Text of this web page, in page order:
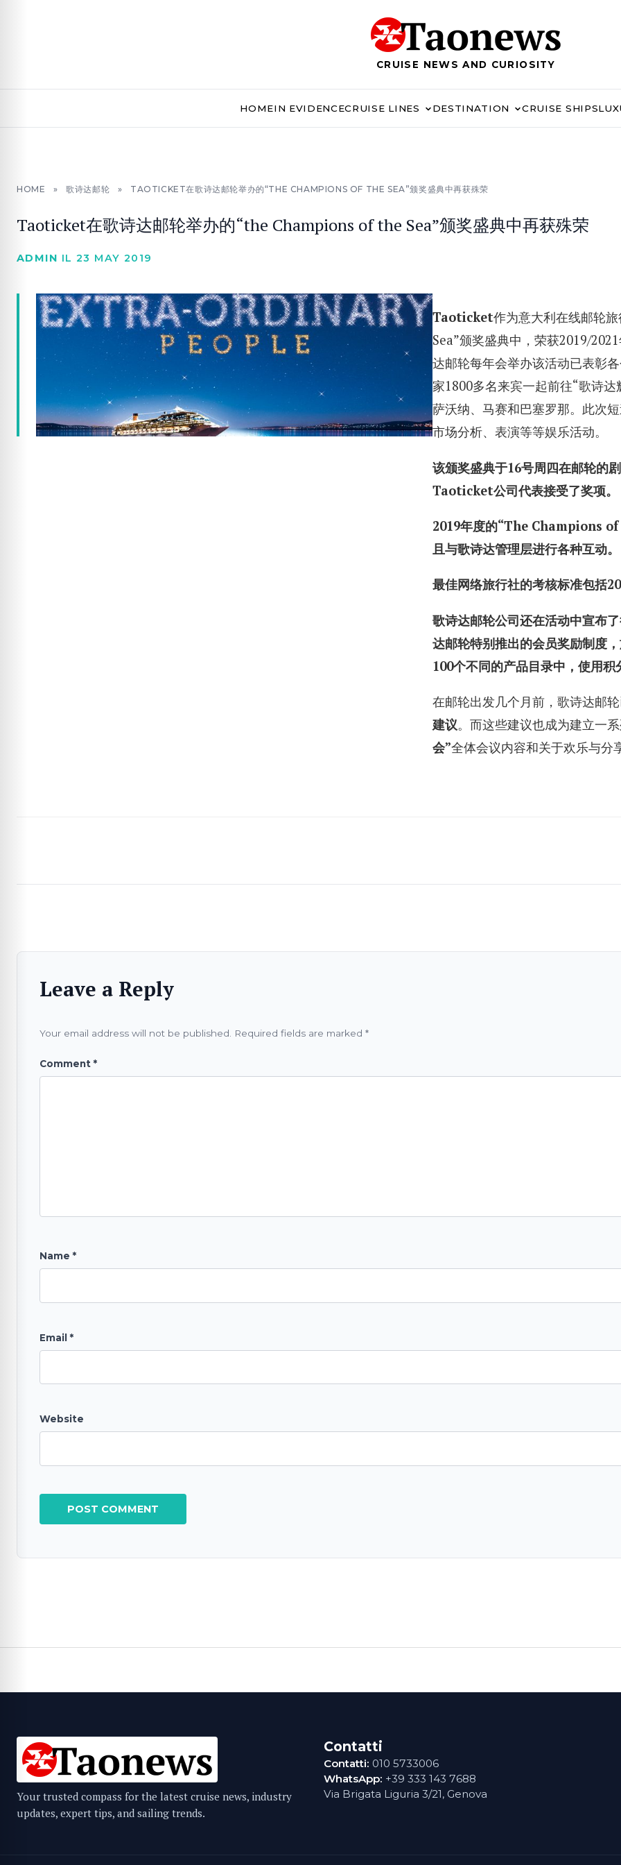
CRUISE NEWS AND CURIOSITY
HOMEIN EVIDENCECRUISE LINES DESTINATION CRUISE SHIPS
HOME » 歌诗达邮轮 » TAOTICKET在歌诗达邮轮举办的“THE CHAMPIONS OF THE SEA”颁奖盛典中再获殊荣
Taoticket在歌诗达邮轮举办的“the Champions of the Sea”颁奖盛典中再获殊荣
ADMIN IL 23 MAY 2019
Taoticket作为意大利在线邮轮
Sea”颁奖盛典中，荣获2019/
达邮轮每年会举办该活动已表彰
家1800多名来宾一起前往“歌诗
萨沃纳、马赛和巴塞罗那。此次
市场分析、表演等等娱乐活动。
该颁奖盛典于16号周四在邮轮的
Taoticket公司代表接受了奖项。
2019年度的“The Champions
且与歌诗达管理层进行各种互动。
最佳网络旅行社的考核标准包括
歌诗达邮轮公司还在活动中宣布
达邮轮特别推出的会员奖励制度
100个不同的产品目录中，使用积
在邮轮出发几个月前，歌诗达邮
建议。而这些建议也成为建立一
会”全体会议内容和关于欢乐与分
Leave a Reply
Your email address will not be published. Required fields are marked *
Comment *
Name *
Email *
Website
Your trusted compass for the latest cruise news, industry
updates, expert tips, and sailing trends.
Contatti
Contatti: 010 5733006
WhatsApp: +39 333 143 7688
Via Brigata Liguria 3/21, Genova